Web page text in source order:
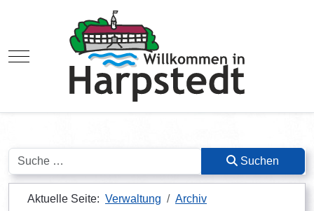
Mobile Menu Toggle
Suchen Suchen
Aktuelle Seite: Verwaltung
Archiv